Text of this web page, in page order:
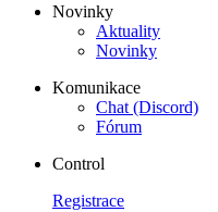
Novinky
Aktuality
Novinky
Komunikace
Chat (Discord)
Fórum
Control
Registrace